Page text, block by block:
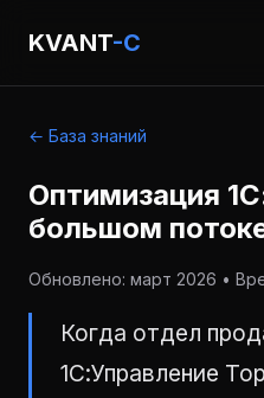
KVANT-C
← База знаний
Оптимизация
большом
Обновлено: март 2026 •
Когда отдел
1С:Управление